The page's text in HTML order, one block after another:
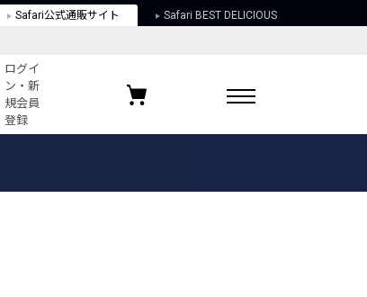
Safari公式通販サイト Safari BEST DELICIOUS
ログイ
ン・新
規会員
登録
お気に入りブランド